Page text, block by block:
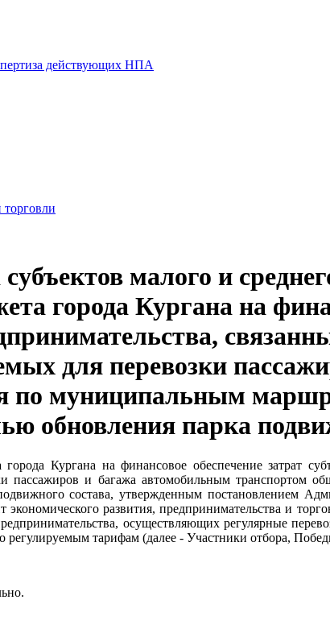
действующих НПА
торговли
малого и
города Кургана на
для перевозки
по муниципальным
обновления парка
Кургана на финансовое обеспечение затрат
пассажиров и багажа автомобильным транспортом
состава, утвержденным постановлением
экономического развития, предпринимательства и
осуществляющих регулярные
тарифам (далее - Участники отбора,